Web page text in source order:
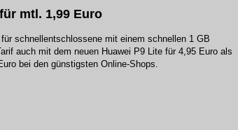
mtl. 1,99 Euro
schnellentschlossene mit einem schnellen 1 GB
auch mit dem neuen Huawei P9 Lite für 4,95 Euro als
bei den günstigsten Online-Shops.